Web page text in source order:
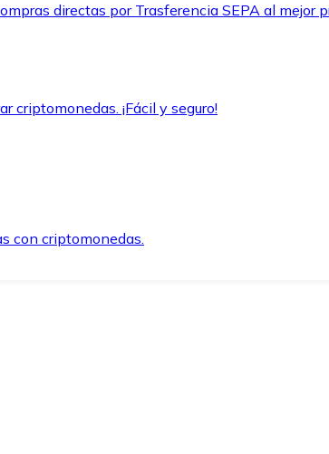
directas por Trasferencia SEPA al mejor
criptomonedas. ¡Fácil y seguro!
con criptomonedas.
de pago.